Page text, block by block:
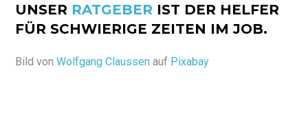
UNSER RATGEBER IST DER HELFER
FÜR SCHWIERIGE ZEITEN IM JOB.
Bild vonWolfgang Claussen auf Pixabay